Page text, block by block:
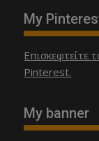
My
Επισκεφτείτε
Pinterest.
My banner